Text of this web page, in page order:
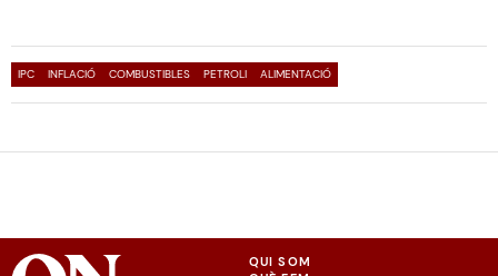
IPC INFLACIÓ COMBUSTIBLES PETROLI ALIMENTACIÓ
QUI SOM